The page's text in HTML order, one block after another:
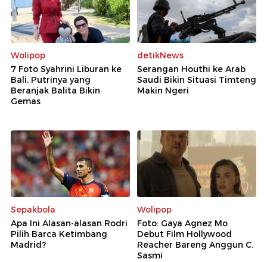
Wolipop
7 Foto Syahrini Liburan ke
Bali, Putrinya yang
Beranjak Balita Bikin
Gemas
detikNews
Serangan Houthi ke Arab
Saudi Bikin Situasi Timteng
Makin Ngeri
Sepakbola
Apa Ini Alasan-alasan Rodri
Pilih Barca Ketimbang
Madrid?
Wolipop
Foto: Gaya Agnez Mo
Debut Film Hollywood
Reacher Bareng Anggun C.
Sasmi